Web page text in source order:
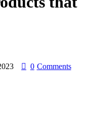
0 Comments